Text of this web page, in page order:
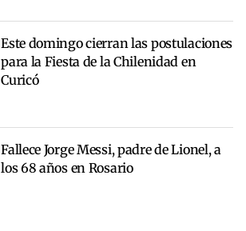
Este domingo cierran las postulaciones
para la Fiesta de la Chilenidad en
Curicó
Fallece Jorge Messi, padre de Lionel, a
los 68 años en Rosario